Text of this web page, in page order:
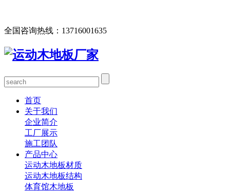
全国咨询热线： 13716001635
首页
关于我们
企业简介
工厂展示
施工团队
产品中心
运动木地板材质
运动木地板结构
体育馆木地板